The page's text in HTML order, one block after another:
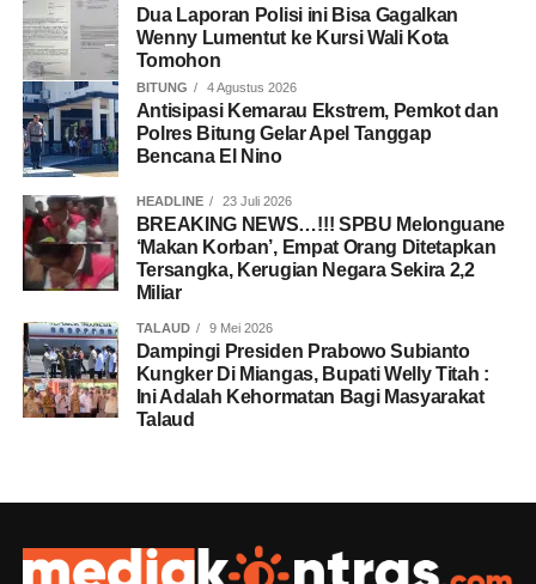
Dua Laporan Polisi ini Bisa Gagalkan
Wenny Lumentut ke Kursi Wali Kota
Tomohon
BITUNG 4 Agustus 2026
Antisipasi Kemarau Ekstrem, Pemkot dan
Polres Bitung Gelar Apel Tanggap
Bencana El Nino
HEADLINE 23 Juli 2026
BREAKING NEWS…!!! SPBU Melonguane
‘Makan Korban’, Empat Orang Ditetapkan
Tersangka, Kerugian Negara Sekira 2,2
Miliar
TALAUD 9 Mei 2026
Dampingi Presiden Prabowo Subianto
Kungker Di Miangas, Bupati Welly Titah :
Ini Adalah Kehormatan Bagi Masyarakat
Talaud